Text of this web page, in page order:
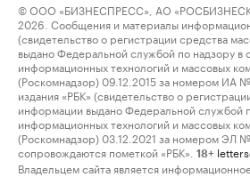
© ООО «БИЗНЕСПРЕСС», АО
2026. Сообщения и материалы
(свидетельство о регистрации средства
выдано Федеральной службой по надзору в
информационных технологий и массовых
(Роскомнадзор) 09.12.2015 за номером ИА
издания «РБК» (свидетельство о
информации выдано Федеральной службой
информационных технологий и массовых
(Роскомнадзор) 03.12.2021 за номером ЭЛ
сопровождаются пометкой «РБК».
18+
Владельцем сайта является